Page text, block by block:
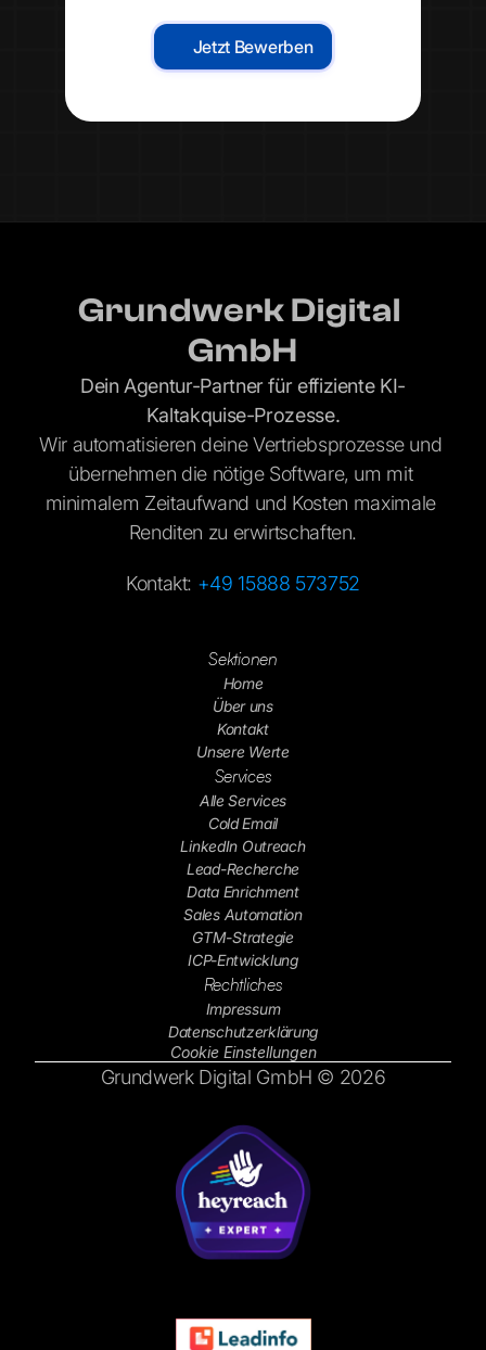
Jetzt Bewerben
Grundwerk Digital
GmbH
Dein Agentur-Partner für effiziente KI-
Kaltakquise-Prozesse.
Wir automatisieren deine Vertriebsprozesse und
übernehmen die nötige Software, um mit
minimalem Zeitaufwand und Kosten maximale
Renditen zu erwirtschaften.
Kontakt: +49 15888 573752
Sektionen
Home
Über uns
Kontakt
Unsere Werte
Services
Alle Services
Cold Email
LinkedIn Outreach
Lead-Recherche
Data Enrichment
Sales Automation
GTM-Strategie
ICP-Entwicklung
Rechtliches
Impressum
Datenschutzerklärung
Cookie Einstellungen
Grundwerk Digital GmbH © 2026